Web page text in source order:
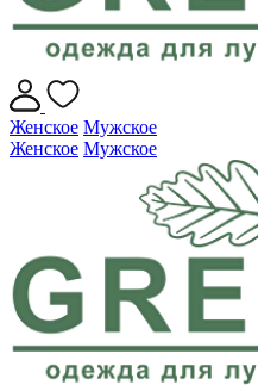
Женское Мужское
Женское Мужское